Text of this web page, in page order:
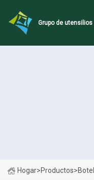
Grupo de
Hogar>Productos>